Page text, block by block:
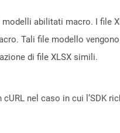
abilitati macro. I file
Tali file modello
di file XLSX simili.
nel caso in cui l’SDK